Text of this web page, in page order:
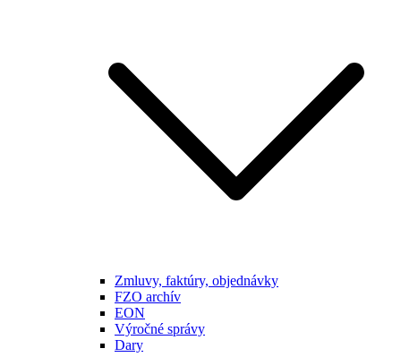
Zmluvy, faktúry, objednávky
FZO archív
EON
Výročné správy
Dary